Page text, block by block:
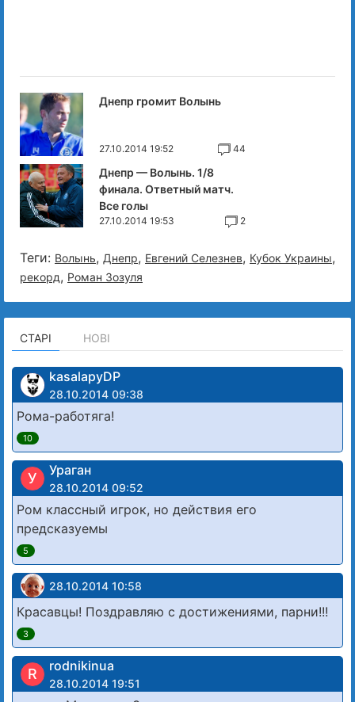
Днепр громит Волынь
27.10.2014 19:52 44
Днепр — Волынь. 1/8
финала. Ответный матч.
Все голы
27.10.2014 19:53 2
Теги: Волынь, Днепр, Евгений Селезнев, Кубок Украины,
рекорд, Роман Зозуля
СТАРІ НОВІ
kasalapyDP
28.10.2014 09:38
Рома-работяга!
10
У Ураган
28.10.2014 09:52
Ром классный игрок, но действия его
предсказуемы
5
28.10.2014 10:58
Красавцы! Поздравляю с достижениями, парни!!!
3
R rodnikinua
28.10.2014 19:51